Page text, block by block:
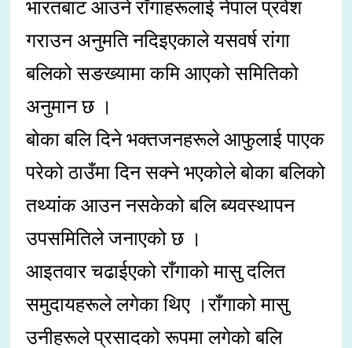
भारतबाट आउने राँगाहरूलाई नेपाल प्रवेश
गराउन अनुमति नदिइएकाले यसवर्ष रांगा
बलिको सङख्यामा कमि आएको समितिको
अनुमान छ ।
बोका बलि दिने भक्तजनहरूले आफुलाई पाएक
परेको ठाउँमा दिन सक्ने भएकोले बोका बलिको
तथ्यांक आउन नसकेको बलि ब्यवस्थापन
उपसमितिले जनाएको छ ।
आइतवार चढाईएको राँगाको मासु दलित
समुदायहरूले लगेका थिए ।राँगाको मासु
उनीहरूले प्रसादको रूपमा लगेको बलि